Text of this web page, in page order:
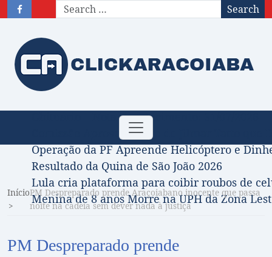
Search
Toggle
navigation
Obituário – Nota de falecimento: 31/07/2026
Comissão Aprova Projeto de Jilmar Tatto
Operação da PF Apreende Helicóptero e
Resultado da Quina de São João 2026
Lula cria plataforma para coibir roubos de
Menina de 8 anos Morre na UPH da Zona
InícioPM Despreparado prende Araçoiabano inocente que passa
noite na cadeia sem dever nada à justiça
PM Despreparado prende